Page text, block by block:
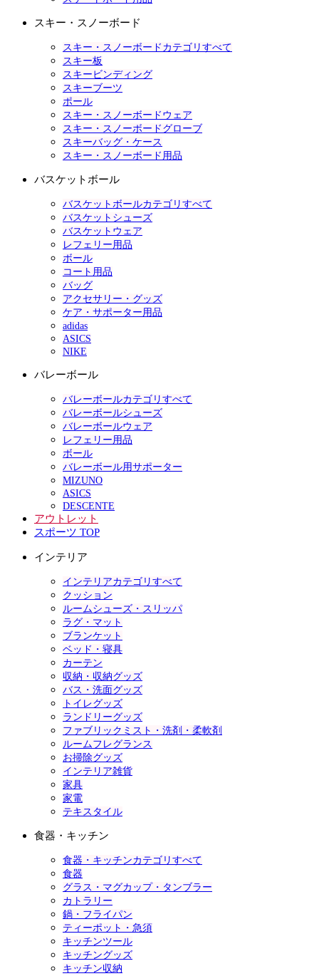
スキー・スノーボード
スキー・スノーボードカテゴリすべて
スキー板
スキービンディング
スキーブーツ
ポール
スキー・スノーボードウェア
スキー・スノーボードグローブ
スキーバッグ・ケース
スキー・スノーボード用品
バスケットボール
バスケットボールカテゴリすべて
バスケットシューズ
バスケットウェア
レフェリー用品
ボール
コート用品
バッグ
アクセサリー・グッズ
ケア・サポーター用品
adidas
ASICS
NIKE
バレーボール
バレーボールカテゴリすべて
バレーボールシューズ
バレーボールウェア
レフェリー用品
ボール
バレーボール用サポーター
MIZUNO
ASICS
DESCENTE
アウトレット
スポーツ TOP
インテリア
インテリアカテゴリすべて
クッション
ルームシューズ・スリッパ
ラグ・マット
ブランケット
ベッド・寝具
カーテン
収納・収納グッズ
バス・洗面グッズ
トイレグッズ
ランドリーグッズ
ファブリックミスト・洗剤・柔軟剤
ルームフレグランス
お掃除グッズ
インテリア雑貨
家具
家電
テキスタイル
食器・キッチン
食器・キッチンカテゴリすべて
食器
グラス・マグカップ・タンブラー
カトラリー
鍋・フライパン
ティーポット・急須
キッチンツール
キッチングッズ
キッチン収納